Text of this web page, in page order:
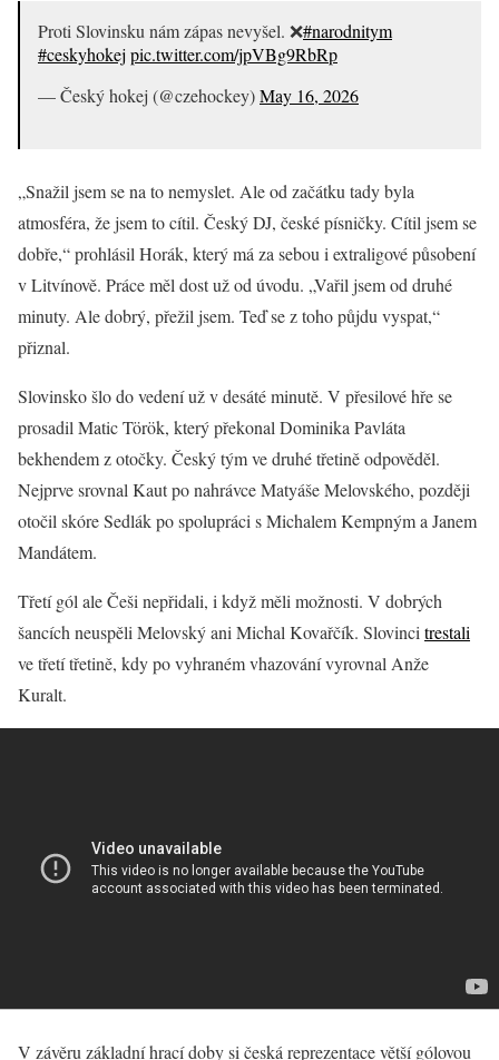
Proti Slovinsku nám zápas nevyšel. ❌#narodnitym
#ceskyhokej pic.twitter.com/jpVBg9RbRp
— Český hokej (@czehockey)May 16, 2026
„Snažil jsem se na to nemyslet. Ale od začátku tady byla
atmosféra, že jsem to cítil. Český DJ, české písničky. Cítil jsem se
dobře,“ prohlásil Horák, který má za sebou i extraligové působení
v Litvínově. Práce měl dost už od úvodu. „Vařil jsem od druhé
minuty. Ale dobrý, přežil jsem. Teď se z toho půjdu vyspat,“
přiznal.
Slovinsko šlo do vedení už v desáté minutě. V přesilové hře se
prosadil Matic Török, který překonal Dominika Pavláta
bekhendem z otočky. Český tým ve druhé třetině odpověděl.
Nejprve srovnal Kaut po nahrávce Matyáše Melovského, později
otočil skóre Sedlák po spolupráci s Michalem Kempným a Janem
Mandátem.
Třetí gól ale Češi nepřidali, i když měli možnosti. V dobrých
šancích neuspěli Melovský ani Michal Kovařčík. Slovincitrestali
ve třetí třetině, kdy po vyhraném vhazování vyrovnal Anže
Kuralt.
V závěru základní hrací doby si česká reprezentace větší gólovou